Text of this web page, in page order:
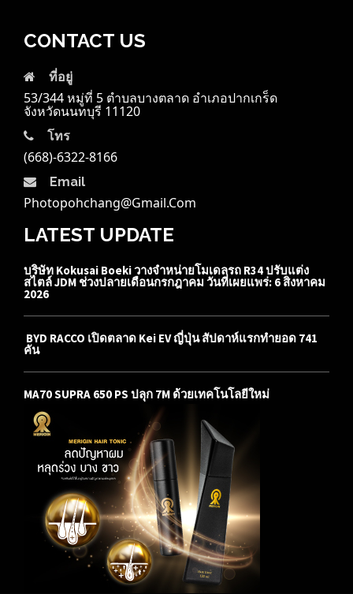
CONTACT US
ที่อยู่
53/344 หมู่ที่ 5 ตำบลบางตลาด อำเภอปากเกร็ด
จังหวัดนนทบุรี 11120
โทร
(668)-6322-8166
Email
Photopohchang@gmail.com
LATEST UPDATE
บริษัท Kokusai Boeki วางจำหน่ายโมเดลรถ R34 ปรับแต่ง
สไตล์ JDM ช่วงปลายเดือนกรกฎาคม วันที่เผยแพร่: 6 สิงหาคม
2026
BYD RACCO เปิดตลาด Kei EV ญี่ปุ่น สัปดาห์แรกทำยอด 741
คัน
MA70 SUPRA 650 PS ปลุก 7M ด้วยเทคโนโลยีใหม่